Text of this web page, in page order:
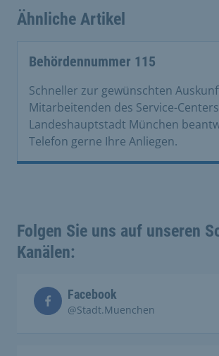
Ähnliche Artikel
Behördennummer 115
Schneller zur gewünschten
Mitarbeitenden des Service-
Landeshauptstadt München
Telefon gerne Ihre Anliegen.
Folgen Sie uns auf unseren
Kanälen:
Facebook
@Stadt.Muenchen